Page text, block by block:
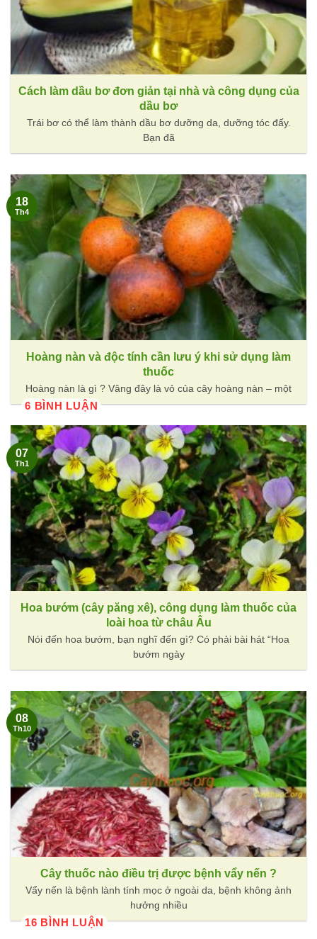
Cách làm dầu bơ đơn giản tại nhà và công dụng của
dầu bơ
Trái bơ có thể làm thành dầu bơ dưỡng da, dưỡng tóc đấy.
Bạn đã
Hoàng nàn và độc tính cần lưu ý khi sử dụng làm
thuốc
Hoàng nàn là gì ? Vâng đây là vỏ của cây hoàng nàn – một
6 BÌNH LUẬN
18
Th4
Hoa bướm (cây păng xê), công dụng làm thuốc của
loài hoa từ châu Âu
Nói đến hoa bướm, bạn nghĩ đến gì? Có phải bài hát “Hoa
bướm ngày
07
Th1
Cây thuốc nào điều trị được bệnh vẩy nến ?
Vẩy nến là bệnh lành tính mọc ở ngoài da, bệnh không ảnh
hưởng nhiều
16 BÌNH LUẬN
08
Th10